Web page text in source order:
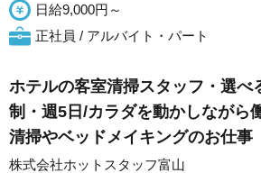
日給9,000円～
正社員 / アルバイト・パート
ホテルの客室清掃スタッフ・選べ
制・週5日/カラダを動かしながら
清掃やベッドメイキングのお仕事
株式会社ホットスタッフ富山